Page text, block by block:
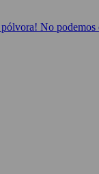
No podemos